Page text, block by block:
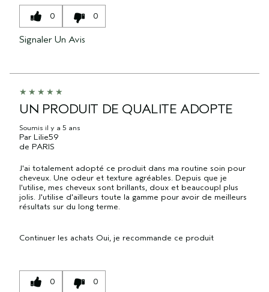
0 0
Signaler Un Avis
UN PRODUIT DE QUALITE ADOPTE
Soumis il y a 5 ans
Par Lilie59
de PARIS
J'ai totalement adopté ce produit dans ma routine soin pour
cheveux. Une odeur et texture agréables. Depuis que je
l'utilise, mes cheveux sont brillants, doux et beaucoupl plus
jolis. J'utilise d'ailleurs toute la gamme pour avoir de meilleurs
résultats sur du long terme.
Continuer les achats Oui, je recommande ce produit
0 0